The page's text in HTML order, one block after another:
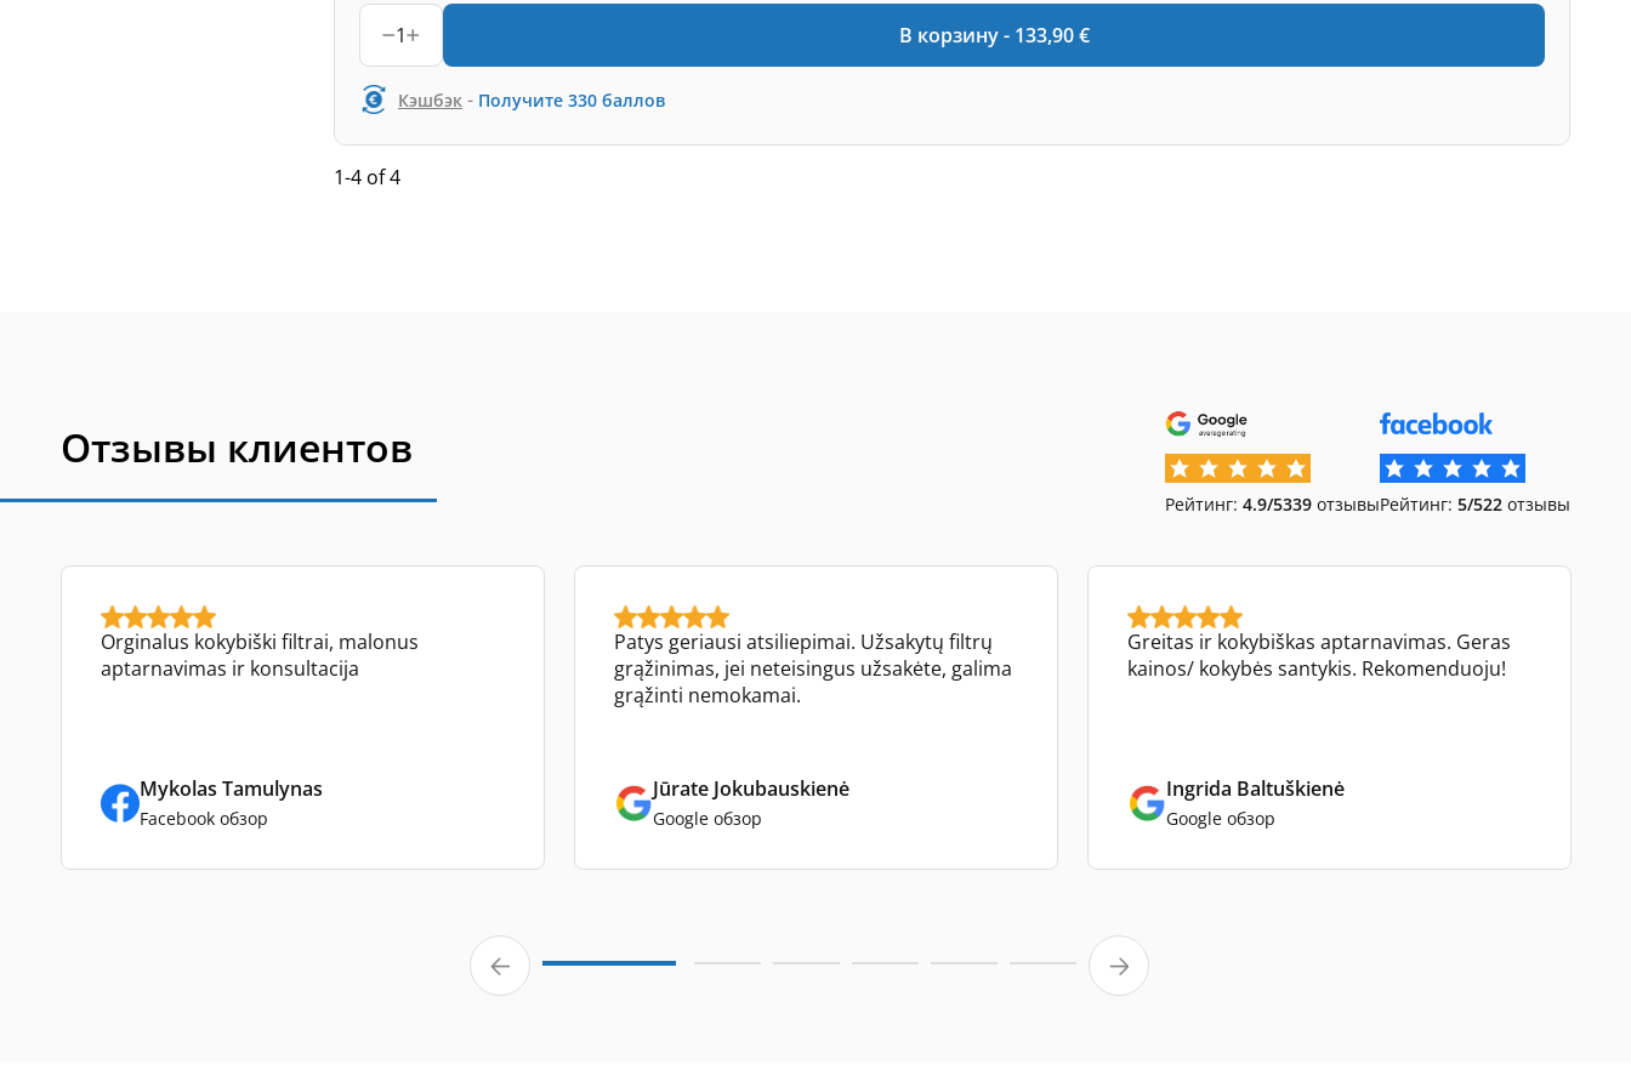
1 В корзину - 133,90 €
Кэшбэк - Получите 330 баллов
1-4 of 4
Отзывы клиентов
Рейтинг: 4.9/5339 отзывыРейтинг: 5/522 отзывы
Orginalus kokybiški filtrai, malonus
aptarnavimas ir konsultacija
Mykolas Tamulynas
Facebook обзор
Patys geriausi atsiliepimai. Užsakytų filtrų
grąžinimas, jei neteisingus užsakėte, galima
grąžinti nemokamai.
Jūrate Jokubauskienė
Google обзор
Greitas ir kokybiškas aptarnavimas. Geras
kainos/ kokybės santykis. Rekomenduoju!
Ingrida Baltuškienė
Google обзор